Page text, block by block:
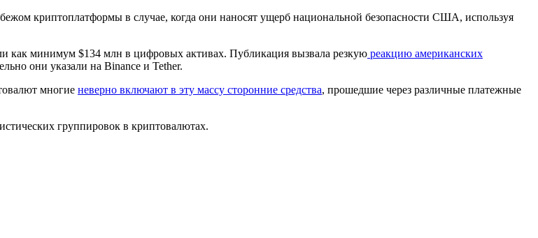
криптоплатформы в случае, когда они наносят ущерб национальной безопасности США, используя
как минимум $134 млн в цифровых активах. Публикация вызвала резкую реакцию американских
они указали на Binance и Tether.
многие неверно включают в эту массу сторонние средства, прошедшие через различные платежные
группировок в криптовалютах.